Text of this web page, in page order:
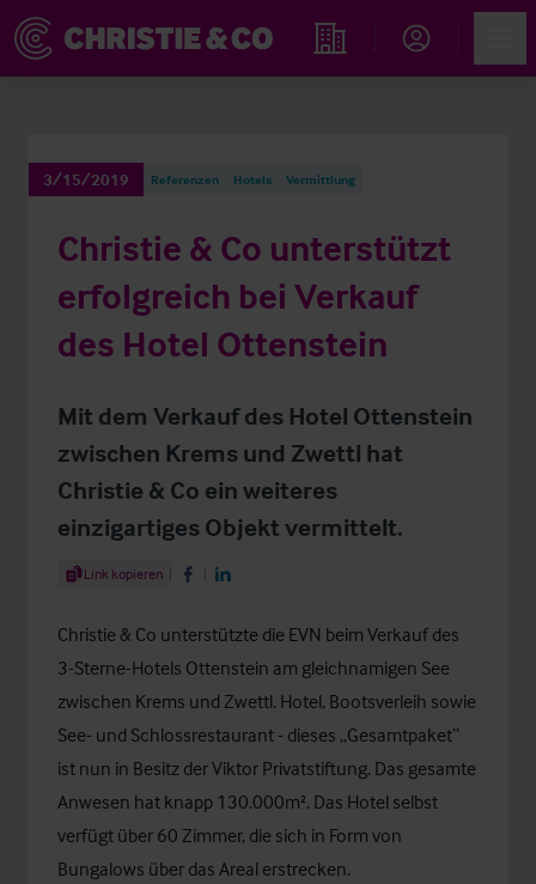
Immobiliensuche
3/15/2019 Referenzen Hotels Vermittlung
Christie & Co unterstützt
erfolgreich bei Verkauf
des Hotel Ottenstein
Mit dem Verkauf des Hotel Ottenstein
zwischen Krems und Zwettl hat
Christie & Co ein weiteres
einzigartiges Objekt vermittelt.
Share Article
Link kopieren Share on Facebook
Share on LinkedIn
Christie & Co unterstützte die EVN beim Verkauf des
3-Sterne-Hotels Ottenstein am gleichnamigen See
zwischen Krems und Zwettl. Hotel, Bootsverleih sowie
See- und Schlossrestaurant - dieses „Gesamtpaket“
ist nun in Besitz der Viktor Privatstiftung. Das gesamte
Anwesen hat knapp 130.000m². Das Hotel selbst
verfügt über 60 Zimmer, die sich in Form von
Bungalows über das Areal erstrecken.